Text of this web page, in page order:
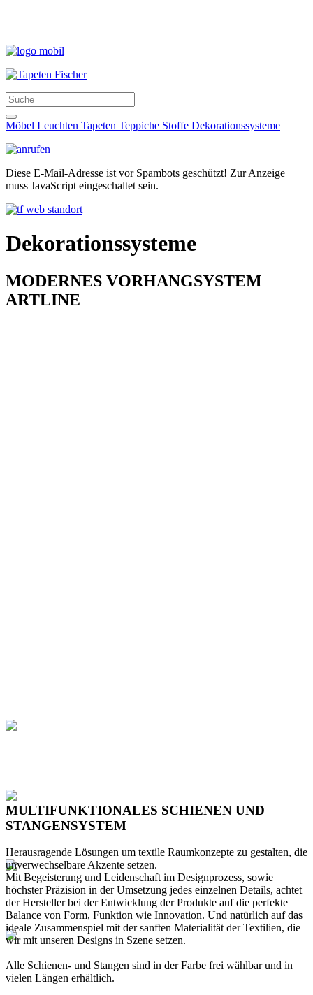
Möbel Leuchten Tapeten Teppiche Stoffe Dekorationssysteme
Diese E-Mail-Adresse ist vor Spambots geschützt! Zur Anzeige
muss JavaScript eingeschaltet sein.
Dekorationssysteme
MODERNES VORHANGSYSTEM
ARTLINE
MULTIFUNKTIONALES SCHIENEN UND
STANGENSYSTEM
Herausragende Lösungen um textile Raumkonzepte zu gestalten, die
unverwechselbare Akzente setzen.
Mit Begeisterung und Leidenschaft im Designprozess, sowie
höchster Präzision in der Umsetzung jedes einzelnen Details, achtet
der Hersteller bei der Entwicklung der Produkte auf die perfekte
Balance von Form, Funktion wie Innovation. Und natürlich auf das
ideale Zusammenspiel mit der sanften Materialität der Textilien, die
wir mit unseren Designs in Szene setzen.
Alle Schienen- und Stangen sind in der Farbe frei wählbar und in
vielen Längen erhältlich.